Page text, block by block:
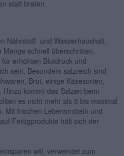
statt braten.
Nährstoff- und Wasserhaushalt.
schnell überschritten.
erhöhten Blutdruck und
sein. Besonders salzreich sind
Brot, einige Käsesorten,
kommt das Salzen beim
es nicht mehr als 5 bis maximal
Mit frischen Lebensmitteln und
Fertigprodukte hält sich der
will, verwendet zum